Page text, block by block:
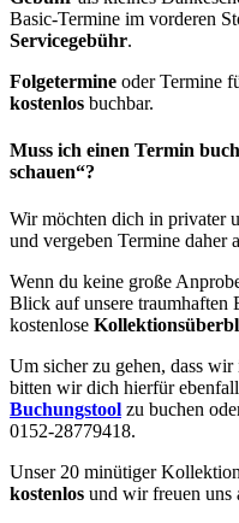
Basic-Termine im vorderen
Servicegebühr.
Folgetermine oder Termine
kostenlos buchbar.
Muss ich einen Termin
schauen“?
Wir möchten dich in privater
und vergeben Termine daher
Wenn du keine große
Blick auf unsere
kostenlose
Um sicher zu gehen, dass
bitten wir dich hierfür
Buchungstool zu buchen
0152-28779418.
Unser 20 minütiger
kostenlos und wir freuen uns